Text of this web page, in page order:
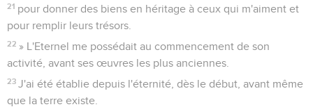
21 pour donner des biens en héritage à ceux qui m'aiment et
pour remplir leurs trésors.
22 » L'Eternel me possédait au commencement de son
activité, avant ses œuvres les plus anciennes.
23 J'ai été établie depuis l'éternité, dès le début, avant même
que la terre existe.